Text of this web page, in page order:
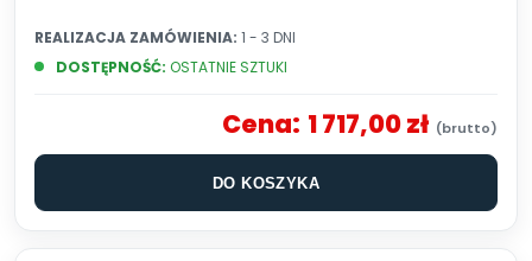
DOSTĘPNOŚĆ: OSTATNIE SZTUKI
REALIZACJA ZAMÓWIENIA: 1 - 3 DNI
Cena: 1 717,00 zł
DO KOSZYKA